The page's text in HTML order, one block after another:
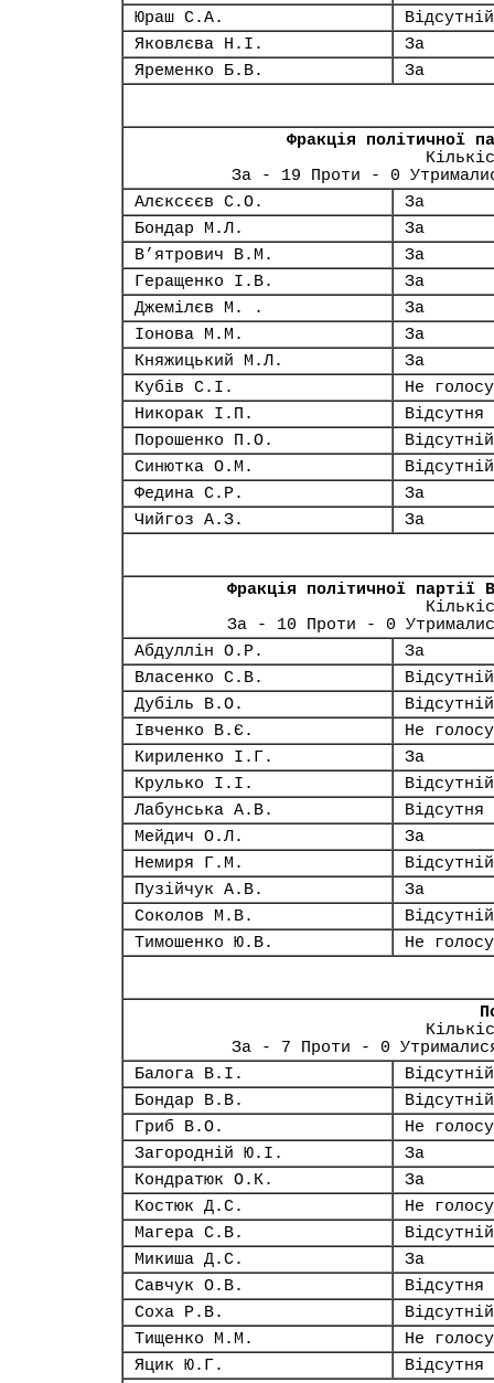
Юраш С.А.
Відсутній
Яковлєва Н.І.
За
Яременко Б.В.
За
Фракція політичної
За - 19 Проти - 0
Алєксєєв С.О.
За
Бондар М.Л.
За
В’ятрович В.М.
За
Геращенко І.В.
За
Джемілєв М. .
За
Іонова М.М.
За
Княжицький М.Л.
За
Кубів С.І.
Не
Никорак І.П.
Відсутня
Порошенко П.О.
Відсутній
Синютка О.М.
Відсутній
Федина С.Р.
За
Чийгоз А.З.
За
Фракція політичної партії
За - 10 Проти - 0
Абдуллін О.Р.
За
Власенко С.В.
Відсутній
Дубіль В.О.
Відсутній
Івченко В.Є.
Не
Кириленко І.Г.
За
Крулько І.І.
Відсутній
Лабунська А.В.
Відсутня
Мейдич О.Л.
За
Немиря Г.М.
Відсутній
Пузійчук А.В.
За
Соколов М.В.
Відсутній
Тимошенко Ю.В.
Не
За - 7 Проти - 0
Балога В.І.
Відсутній
Бондар В.В.
Відсутній
Гриб В.О.
Не
Загородній Ю.І.
За
Кондратюк О.К.
За
Костюк Д.С.
Не
Магера С.В.
Відсутній
Микиша Д.С.
За
Савчук О.В.
Відсутня
Соха Р.В.
Відсутній
Тищенко М.М.
Не
Яцик Ю.Г.
Відсутня